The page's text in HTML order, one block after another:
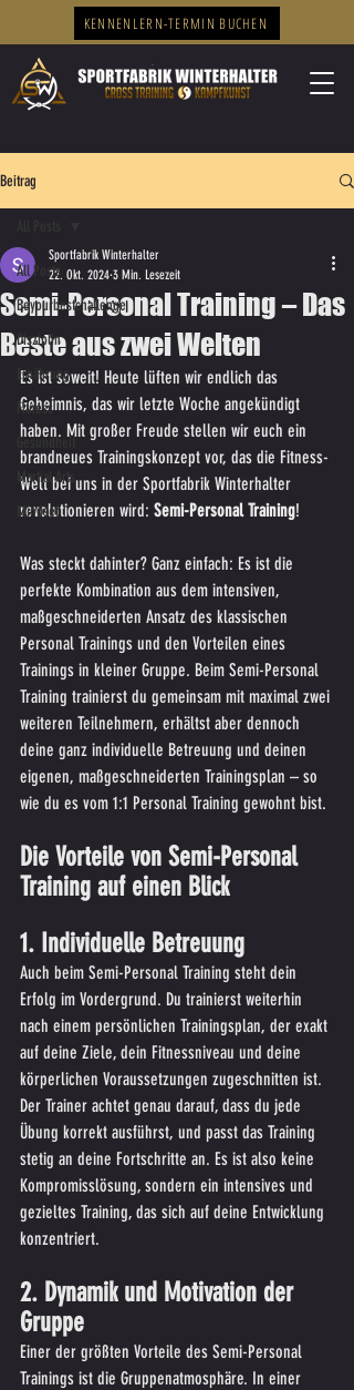
KENNENLERN-TERMIN BUCHEN
Beitrag
All Posts
Beyourbestchallenge
Disziplin
Ernährung
Fitness
Gesundheit
Martial Arts
Mindset
Semi-Personal Training – Das
Beste aus zwei Welten
Sportfabrik Winterhalter
22. Okt. 2024 3 Min. Lesezeit
Es ist soweit! Heute lüften wir endlich das
Geheimnis, das wir letzte Woche angekündigt
haben. Mit großer Freude stellen wir euch ein
brandneues Trainingskonzept vor, das die Fitness-
Welt bei uns in der Sportfabrik Winterhalter
revolutionieren wird: Semi-Personal Training!
Was steckt dahinter? Ganz einfach: Es ist die
perfekte Kombination aus dem intensiven,
maßgeschneiderten Ansatz des klassischen
Personal Trainings und den Vorteilen eines
Trainings in kleiner Gruppe. Beim Semi-Personal
Training trainierst du gemeinsam mit maximal zwei
weiteren Teilnehmern, erhältst aber dennoch
deine ganz individuelle Betreuung und deinen
eigenen, maßgeschneiderten Trainingsplan – so
wie du es vom 1:1 Personal Training gewohnt bist.
Die Vorteile von Semi-Personal
Training auf einen Blick
1. Individuelle Betreuung
Auch beim Semi-Personal Training steht dein
Erfolg im Vordergrund. Du trainierst weiterhin
nach einem persönlichen Trainingsplan, der exakt
auf deine Ziele, dein Fitnessniveau und deine
körperlichen Voraussetzungen zugeschnitten ist.
Der Trainer achtet genau darauf, dass du jede
Übung korrekt ausführst, und passt das Training
stetig an deine Fortschritte an. Es ist also keine
Kompromisslösung, sondern ein intensives und
gezieltes Training, das sich auf deine Entwicklung
konzentriert.
2. Dynamik und Motivation der
Gruppe
Einer der größten Vorteile des Semi-Personal
Trainings ist die Gruppenatmosphäre. In einer